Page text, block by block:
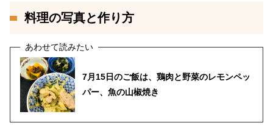
料理の写真と作り方
7月15日のご飯は、鶏肉と野菜のレモンペッ
パー、魚の山椒焼き